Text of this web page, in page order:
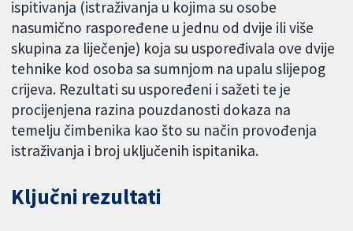
ispitivanja (istraživanja u kojima su osobe
nasumično raspoređene u jednu od dvije ili više
skupina za liječenje) koja su uspoređivala ove dvije
tehnike kod osoba sa sumnjom na upalu slijepog
crijeva. Rezultati su uspoređeni i sažeti te je
procijenjena razina pouzdanosti dokaza na
temelju čimbenika kao što su način provođenja
istraživanja i broj uključenih ispitanika.
Ključni rezultati